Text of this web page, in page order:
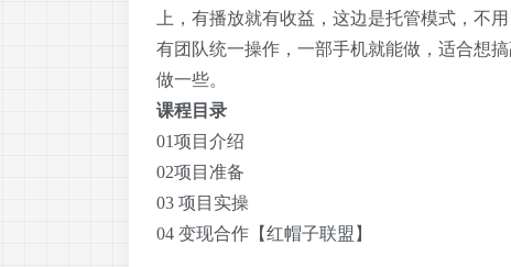
上，有播放就有收益，这边是托管模式，不
有团队统一操作，一部手机就能做，适合想
做一些。
课程目录
01项目介绍
02项目准备
03 项目实操
04 变现合作【红帽子联盟】